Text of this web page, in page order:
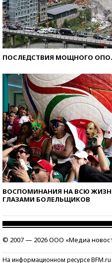
ПОСЛЕДСТВИЯ МОЩНОГО
ВОСПОМИНАНИЯ НА ВСЮ
ГЛАЗАМИ БОЛЕЛЬЩИКОВ
© 2007 — 2026 ООО «Медиа
На информационном ресурсе